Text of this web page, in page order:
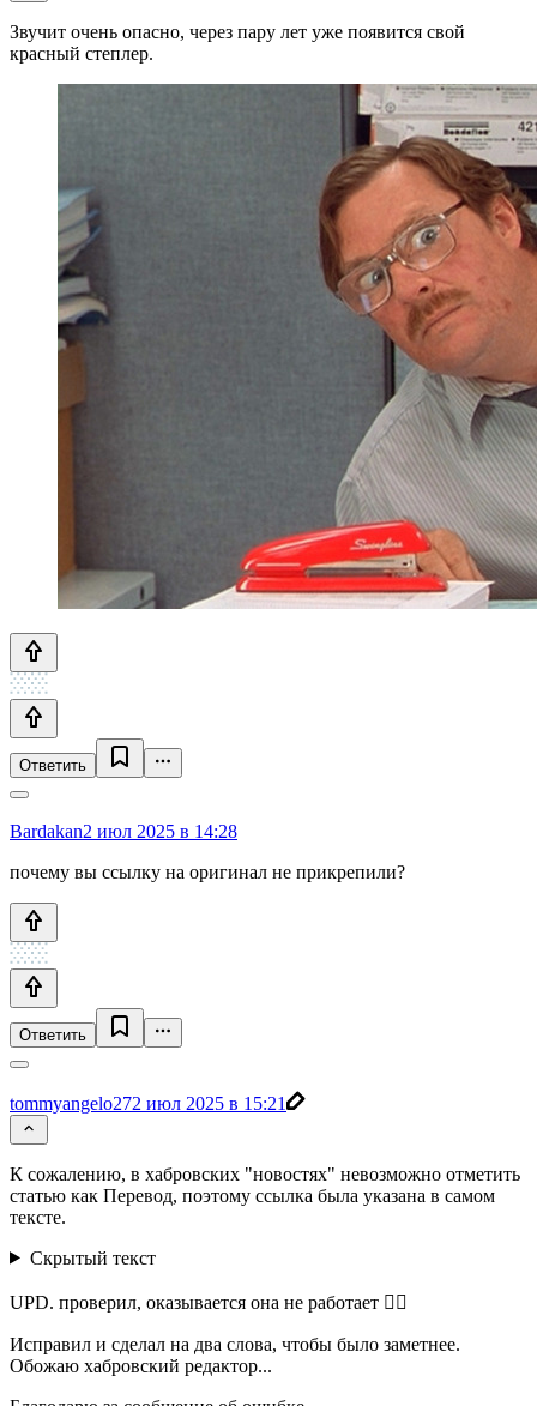
Звучит очень опасно, через пару лет уже появится свой
красный степлер.
Ответить
Bardakan2 июл 2025 в 14:28
почему вы ссылку на оригинал не прикрепили?
Ответить
tommyangelo272 июл 2025 в 15:21
К сожалению, в хабровских "новостях" невозможно отметить
статью как Перевод, поэтому ссылка была указана в самом
тексте.
Скрытый текст
UPD. проверил, оказывается она не работает 🤦‍♂️
Исправил и сделал на два слова, чтобы было заметнее.
Обожаю хабровский редактор...